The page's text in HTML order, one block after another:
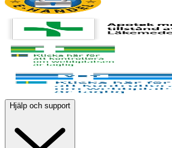
Hjälp och support